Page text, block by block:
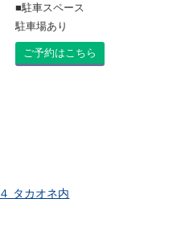
■駐車スペース
駐車場あり
ご予約はこちら
タカオネ内